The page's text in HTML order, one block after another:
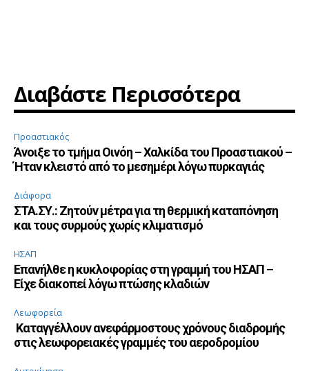
Διαβάστε Περισσότερα
Προαστιακός
Άνοιξε το τμήμα Οινόη – Χαλκίδα του Προαστιακού –
Ήταν κλειστό από το μεσημέρι λόγω πυρκαγιάς
Διάφορα
ΣΤΑ.ΣΥ.: Ζητούν μέτρα για τη θερμική καταπόνηση
και τους συρμούς χωρίς κλιματισμό
ΗΣΑΠ
Επανήλθε η κυκλοφορίας στη γραμμή του ΗΣΑΠ –
Είχε διακοπεί λόγω πτώσης κλαδιών
Λεωφορεία
Καταγγέλλουν ανεφάρμοστους χρόνους διαδρομής
στις λεωφορειακές γραμμές του αεροδρομίου